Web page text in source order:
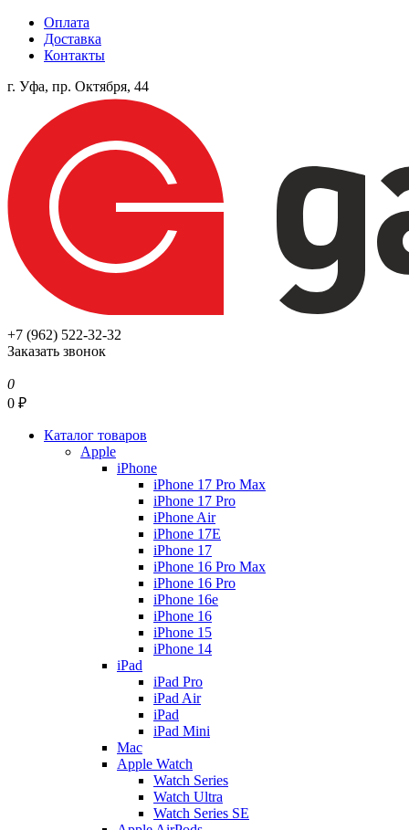
Оплата
Доставка
Контакты
г. Уфа, пр. Октября, 44
+7 (962) 522-32-32
Заказать звонок
0
0 ₽
Каталог товаров
Apple
iPhone
iPhone 17 Pro Max
iPhone 17 Pro
iPhone Air
iPhone 17E
iPhone 17
iPhone 16 Pro Max
iPhone 16 Pro
iPhone 16e
iPhone 16
iPhone 15
iPhone 14
iPad
iPad Pro
iPad Air
iPad
iPad Mini
Mac
Apple Watch
Watch Series
Watch Ultra
Watch Series SE